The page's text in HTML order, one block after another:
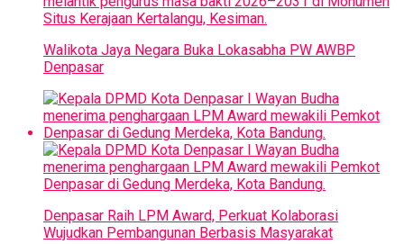
Walikota Jaya Negara Buka Lokasabha PW AWBP
Denpasar
Denpasar Raih LPM Award, Perkuat Kolaborasi
Wujudkan Pembangunan Berbasis Masyarakat